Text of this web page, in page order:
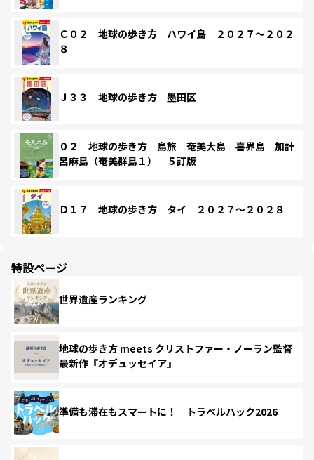
Ｃ０２ 地球の歩き方 ハワイ島 ２０２７～２０２
８
Ｊ３３ 地球の歩き方 墨田区
０２ 地球の歩き方 島旅 奄美大島 喜界島 加計
呂麻島（奄美群島１） ５訂版
Ｄ１７ 地球の歩き方 タイ ２０２７～２０２８
特設ページ
世界遺産ランキング
地球の歩き方 meets クリストファー・ノーラン監督
最新作『オデュッセイア』
準備も滞在もスマートに！ トラベルハック2026